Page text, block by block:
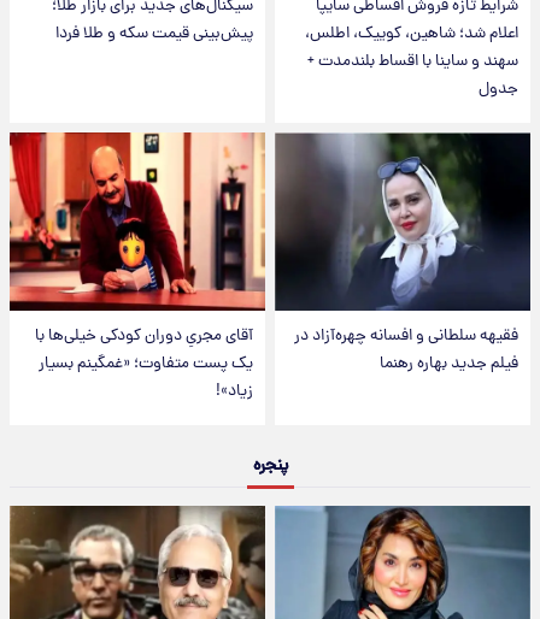
شرایط تازه فروش اقساطی سایپا
اعلام شد؛ شاهین، کوییک، اطلس،
سهند و ساینا با اقساط بلندمدت +
جدول
سیگنال‌های جدید برای بازار طلا؛
پیش‌بینی قیمت سکه و طلا فردا
فقیهه سلطانی و افسانه چهره‌آزاد در
فیلم جدید بهاره رهنما
آقای مجریِ دوران کودکی خیلی‌ها با
یک پست متفاوت؛ «غمگینم بسیار
زیاد»!
پنجره